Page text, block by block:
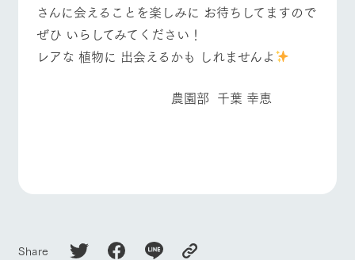
さんに会えることを楽しみに お待ちしてますので
ぜひ いらしてみてください！
レアな 植物に 出会えるかも しれませんよ
農園部 千葉 幸恵
Share